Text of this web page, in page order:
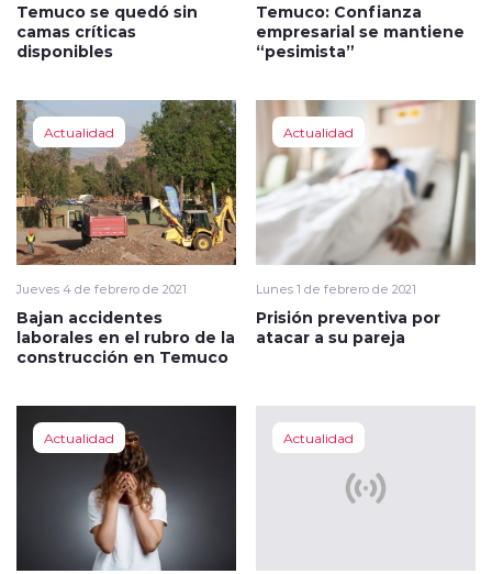
Temuco se quedó sin
camas críticas
disponibles
Temuco: Confianza
empresarial se mantiene
“pesimista”
Actualidad
Jueves 4 de febrero de 2021
Bajan accidentes
laborales en el rubro de la
construcción en Temuco
Actualidad
Lunes 1 de febrero de 2021
Prisión preventiva por
atacar a su pareja
Actualidad Actualidad